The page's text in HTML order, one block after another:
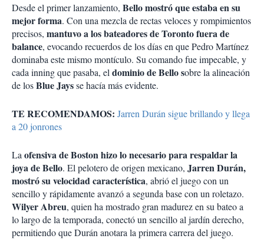
Desde el primer lanzamiento, Bello mostró que estaba en su
mejor forma. Con una mezcla de rectas veloces y rompimientos
precisos, mantuvo a los bateadores de Toronto fuera de
balance, evocando recuerdos de los días en que Pedro Martínez
dominaba este mismo montículo. Su comando fue impecable, y
cada inning que pasaba, eldominio de Bello sobre la alineación
de losBlue Jaysse hacía más evidente.
TE RECOMENDAMOS: Jarren Durán sigue brillando y llega
a 20 jonrones
Laofensiva de Boston hizo lo necesario para respaldar la
joya de Bello. El pelotero de origen mexicano, Jarren Durán,
mostró su velocidad característica, abrió el juego con un
sencillo y rápidamente avanzó a segunda base con un roletazo.
Wilyer Abreu, quien ha mostrado gran madurez en su bateo a
lo largo de la temporada, conectó un sencillo al jardín derecho,
permitiendo que Durán anotara la primera carrera del juego.